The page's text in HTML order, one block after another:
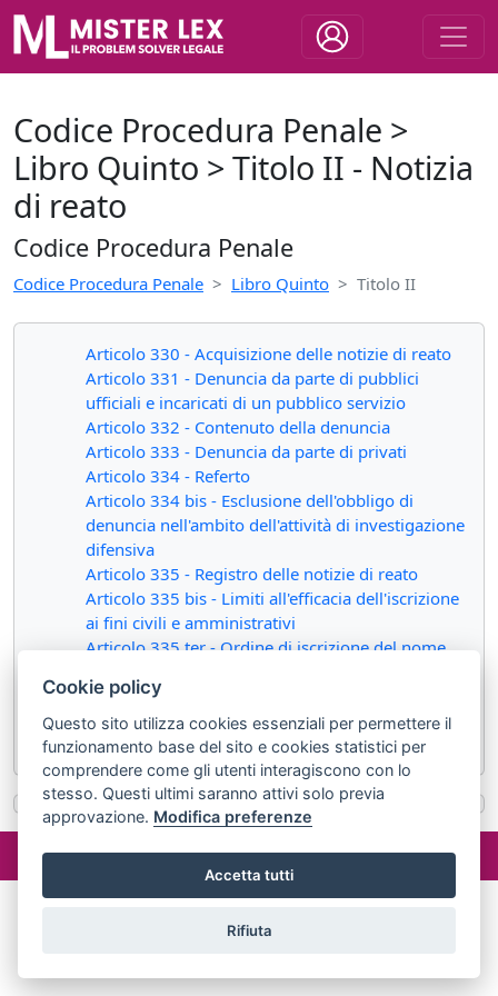
Codice Procedura Penale >
Libro Quinto > Titolo II - Notizia
di reato
Codice Procedura Penale
Codice Procedura Penale Libro Quinto Titolo II
Articolo 330 - Acquisizione delle notizie di reato
Articolo 331 - Denuncia da parte di pubblici
ufficiali e incaricati di un pubblico servizio
Articolo 332 - Contenuto della denuncia
Articolo 333 - Denuncia da parte di privati
Articolo 334 - Referto
Articolo 334 bis - Esclusione dell'obbligo di
denuncia nell'ambito dell'attività di investigazione
difensiva
Articolo 335 - Registro delle notizie di reato
Articolo 335 bis - Limiti all'efficacia dell'iscrizione
ai fini civili e amministrativi
Articolo 335 ter - Ordine di iscrizione del nome
Articolo 335 quater - Accertamento della
tempestività dell'iscrizione nel registro delle
notizie di reato
02029690472
Cookie policy
Questo sito utilizza cookies essenziali per permettere il
funzionamento base del sito e cookies statistici per
comprendere come gli utenti interagiscono con lo
stesso. Questi ultimi saranno attivi solo previa
approvazione. Modifica preferenze
Accetta tutti
Rifiuta